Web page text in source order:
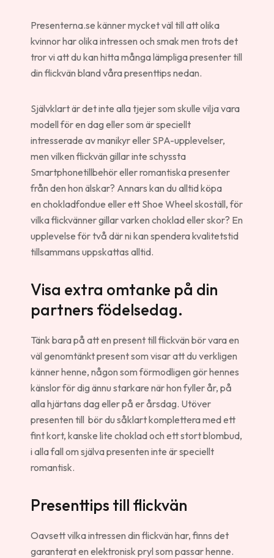
Presenterna.se känner mycket väl till att olika
kvinnor har olika intressen och smak men trots det
tror vi att du kan hitta många lämpliga presenter till
din flickvän bland våra presenttips nedan.
Självklart är det inte alla tjejer som skulle vilja vara
modell för en dag eller som är speciellt
intresserade av manikyr eller SPA-upplevelser,
men vilken flickvän gillar inte schyssta
Smartphonetillbehör eller romantiska presenter
från den hon älskar? Annars kan du alltid köpa
en chokladfondue eller ett Shoe Wheel skoställ, för
vilka flickvänner gillar varken choklad eller skor? En
upplevelse för två där ni kan spendera kvalitetstid
tillsammans uppskattas alltid.
Visa extra omtanke på din
partners födelsedag.
Tänk bara på att en present till flickvän bör vara en
väl genomtänkt present som visar att du verkligen
känner henne, någon som förmodligen gör hennes
känslor för dig ännu starkare när hon fyller år, på
alla hjärtans dag eller på er årsdag. Utöver
presenten till bör du såklart komplettera med ett
fint kort, kanske lite choklad och ett stort blombud,
i alla fall om själva presenten inte är speciellt
romantisk.
Presenttips till flickvän
Oavsett vilka intressen din flickvän har, finns det
garanterat en elektronisk pryl som passar henne.